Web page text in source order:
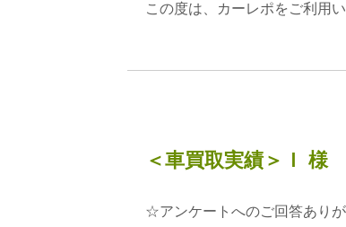
この度は、カーレポをご利用
＜車買取実績＞Ｉ 様
☆アンケートへのご回答あり